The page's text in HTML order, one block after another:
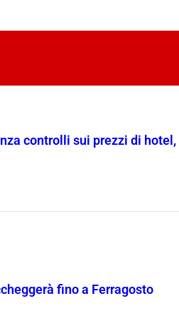
controlli sui prezzi di hotel,
fino a Ferragosto